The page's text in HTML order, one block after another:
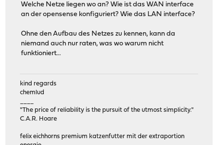
Welche Netze liegen wo an? Wie ist das WAN interface
an der opensense konfiguriert? Wie das LAN interface?
Ohne den Aufbau des Netzes zu kennen, kann da
niemand auch nur raten, was wo warum nicht
funktioniert...
kind regards
chemlud
"The price of reliability is the pursuit of the utmost simplicity."
C.A.R. Hoare
felix eichhorns premium katzenfutter mit der extraportion